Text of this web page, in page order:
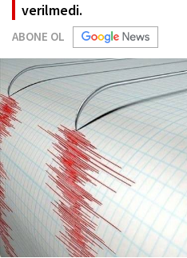
verilmedi.
ABONE OL